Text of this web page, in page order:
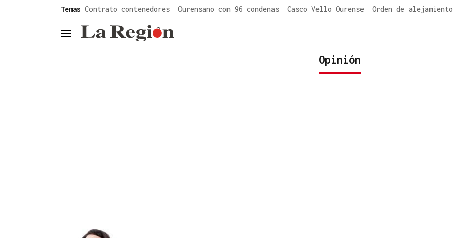
Temas Contrato contenedores Ourensano con 96 condenas Casco Vello Ourense Orden de
header.menu.open
Opinión